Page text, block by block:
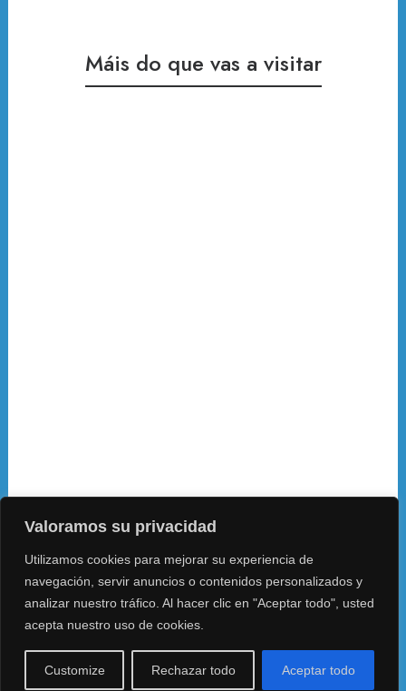
Valoramos su privacidad
Utilizamos cookies para mejorar su experiencia de
navegación, servir anuncios o contenidos personalizados y
analizar nuestro tráfico. Al hacer clic en "Aceptar todo", usted
acepta nuestro uso de cookies.
Customize Rechazar todo Aceptar todo
Máis do que vas a visitar